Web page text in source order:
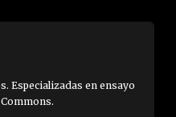
Especializadas en ensayo